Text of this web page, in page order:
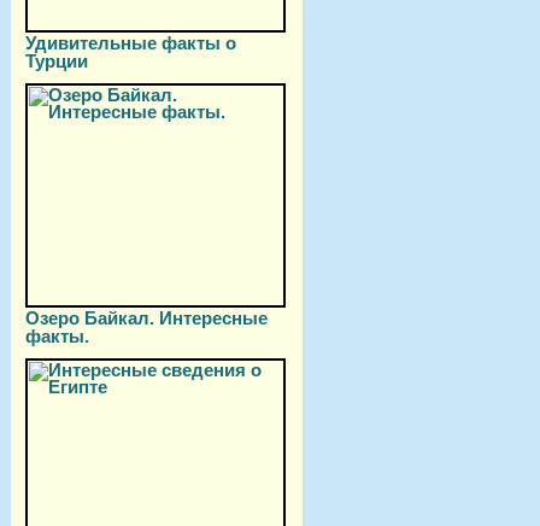
Удивительные факты о
Турции
Озеро Байкал. Интересные
факты.